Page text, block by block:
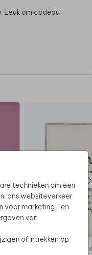
technieken om een
ons websiteverkeer
voor marketing- en
van
of intrekken op
Leuk om cadeau